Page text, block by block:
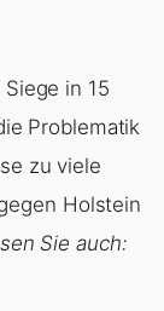
in 15
Problematik
zu viele
Holstein
Sie auch: